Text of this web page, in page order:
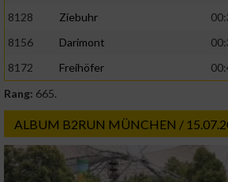
8128
Ziebuhr
8156
Darimont
8172
Freihöfer
Rang: 665.
ALBUM B2RUN MÜNCHEN /